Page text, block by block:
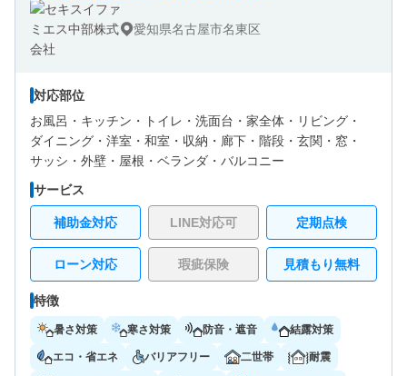
愛知県名古屋市名東区
対応部位
お風呂・ キッチン・ トイレ・ 洗面台・ 家全体・ リビング・
ダイニング・ 洋室・ 和室・ 収納・ 廊下・ 階段・ 玄関・ 窓・
サッシ・ 外壁・ 屋根・ ベランダ・バルコニー
サービス
補助金対応 LINE対応可 定期点検
ローン対応 瑕疵保険 見積もり無料
特徴
暑さ対策 寒さ対策 防音・遮音 結露対策
エコ・省エネ バリアフリー 二世帯 耐震